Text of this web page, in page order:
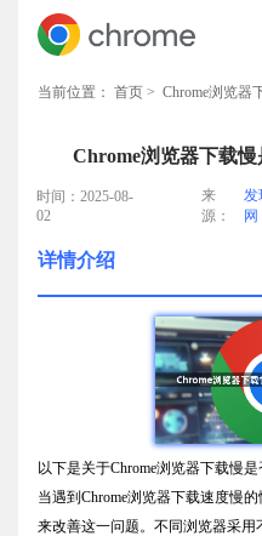
当前位置： 首页 > Chrome浏览器
Chrome浏览器下载
时间：2025-08-
02
来
源：
发
网
详情介绍
以下是关于Chrome浏览器下载慢
当遇到Chrome浏览器下载速度慢
来改善这一问题。不同浏览器采